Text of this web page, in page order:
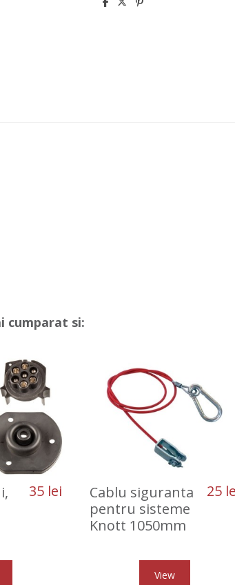
cumparat si:
35 lei
Cablu siguranta
pentru sisteme
Knott 1050mm
25
View